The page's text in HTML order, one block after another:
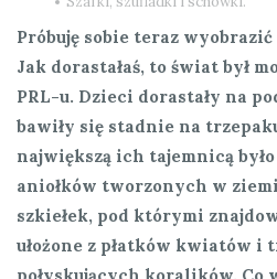
Próbuję sobie teraz wyobrazić
Jak dorastałaś, to świat był
PRL-u. Dzieci dorastały na
bawiły się stadnie na
największą ich tajemnicą
aniołków tworzonych w
szkiełek, pod którymi
ułożone z płatków kwiatów i